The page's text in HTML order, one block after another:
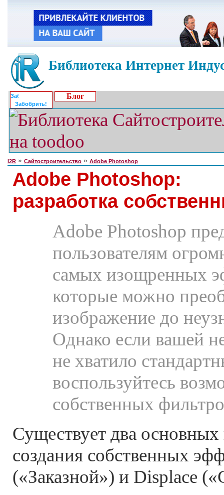
Библиотека Интернет
Забобрить!
Блог
I2R » Сайтостроительство » Adobe Photoshop
Adobe Photoshop:
разработка
Adobe Photoshop
пользователям
самых изощренных
которые можно
изображение до
Однако если вашей
не хватило
воспользуйтесь
собственных
Существует два основных
создания собственных
(«Заказной») и Displace